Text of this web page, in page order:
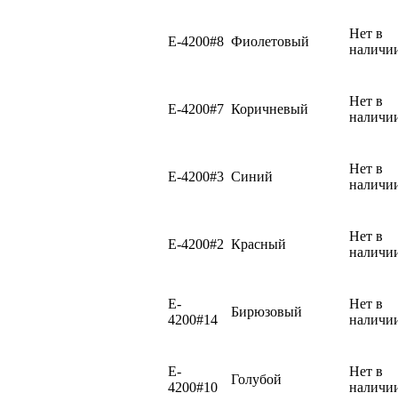
E-4200#8 Фиолетовый
Нет в
E-4200#7 Коричневый
Нет в
E-4200#3 Синий
Нет в
E-4200#2 Красный
Нет в
E-
4200#14
Бирюзовый
Нет в
E-
4200#10
Голубой
Нет в